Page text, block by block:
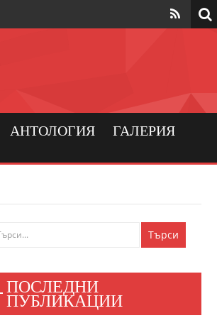
хората
мир
хора
АНТОЛОГИЯ
ГАЛЕРИЯ
ПОСЛЕДНИ
ПУБЛИКАЦИИ